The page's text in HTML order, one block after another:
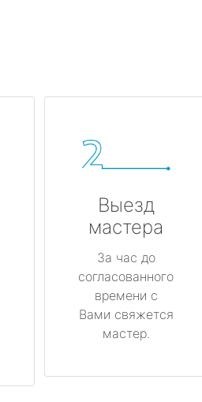
Выезд
мастера
За час до
согласованного
времени с
Вами свяжется
мастер.